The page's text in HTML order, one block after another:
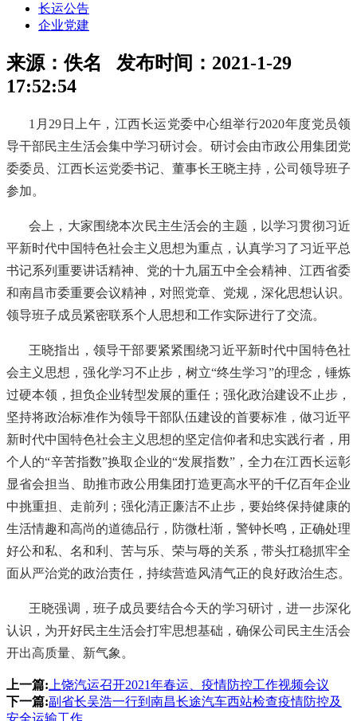
长运公告
企业党建
来源：佚名 发布时间： 2021-1-29
17:52:54
1月29日上午，江西长运党委中心组举行2020年度党员领
导干部民主生活会集中学习研讨会。研讨会由市政公用集团党
委委员、江西长运党委书记、董事长王晓主持，公司领导班子
参加。
会上，大家围绕本次民主生活会的主题，以学习贯彻习近
平新时代中国特色社会主义思想为重点，认真学习了习近平总
书记系列重要讲话精神、党的十九届五中全会精神、江西省委
和南昌市委重要会议精神，对照党章、党规，深化思想认识。
领导班子成员紧密联系个人思想和工作实际进行了交流。
王晓指出，领导干部要紧紧围绕习近平新时代中国特色社
会主义思想，强化学习不止步，树立“终生学习”的理念，锤炼
过硬本领，担负企业转型发展的重任；强化政治建设不止步，
坚持将政治标准作为领导干部队伍建设的首要标准，做习近平
新时代中国特色社会主义思想的坚定信仰者和忠实践行者，用
个人的“辛苦指数”换取企业的“发展指数”，全力在江西长运彰
显省会担当、助推市政公用集团打造更高水平的千亿百年企业
中挑重担、走前列；强化清正廉洁不止步，要始终保持健康的
生活情趣和高尚的道德品行，防微杜渐，警钟长鸣，正确处理
好公和私、名和利、苦与乐、荣与辱的关系，带头扛稳抓牢全
面从严治党的政治责任，持续营造风清气正的良好政治生态。
王晓强调，班子成员要结合今天的学习研讨，进一步深化
认识，为开好民主生活会打牢思想基础，确保公司民主生活会
开出高质量、新气象。
上一篇: 上饶汽运召开2021年春运、疫情防控工作视频会议
下一篇:副省长吴浩一行到南昌长途汽车西站检查疫情防控及
安全运输工作